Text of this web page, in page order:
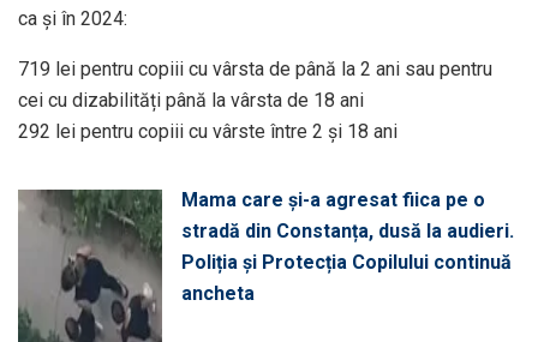
ca și în 2024:
719 lei pentru copiii cu vârsta de până la 2 ani sau pentru
cei cu dizabilități până la vârsta de 18 ani
292 lei pentru copiii cu vârste între 2 și 18 ani
Mama care și-a agresat fiica pe o
stradă din Constanța, dusă la audieri.
Poliția și Protecția Copilului continuă
ancheta